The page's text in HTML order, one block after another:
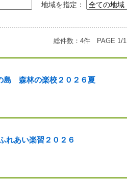
地域を指定：
総件数：4件 PAGE 1/1
島 森林の楽校２０２６夏
れあい楽習２０２６